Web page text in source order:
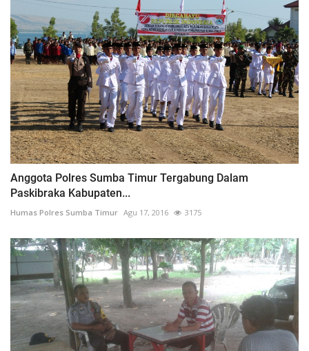
Anggota Polres Sumba Timur Tergabung Dalam
Paskibraka Kabupaten...
Humas Polres Sumba Timur Agu 17, 2016 3175